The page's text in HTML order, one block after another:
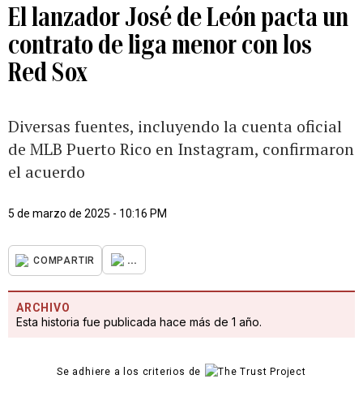
El lanzador José de León pacta un
contrato de liga menor con los
Red Sox
Diversas fuentes, incluyendo la cuenta oficial
de MLB Puerto Rico en Instagram, confirmaron
el acuerdo
5 de marzo de 2025 - 10:16 PM
COMPARTIR ...
ARCHIVO
Esta historia fue publicada hace más de 1 año.
Se adhiere a los criterios de